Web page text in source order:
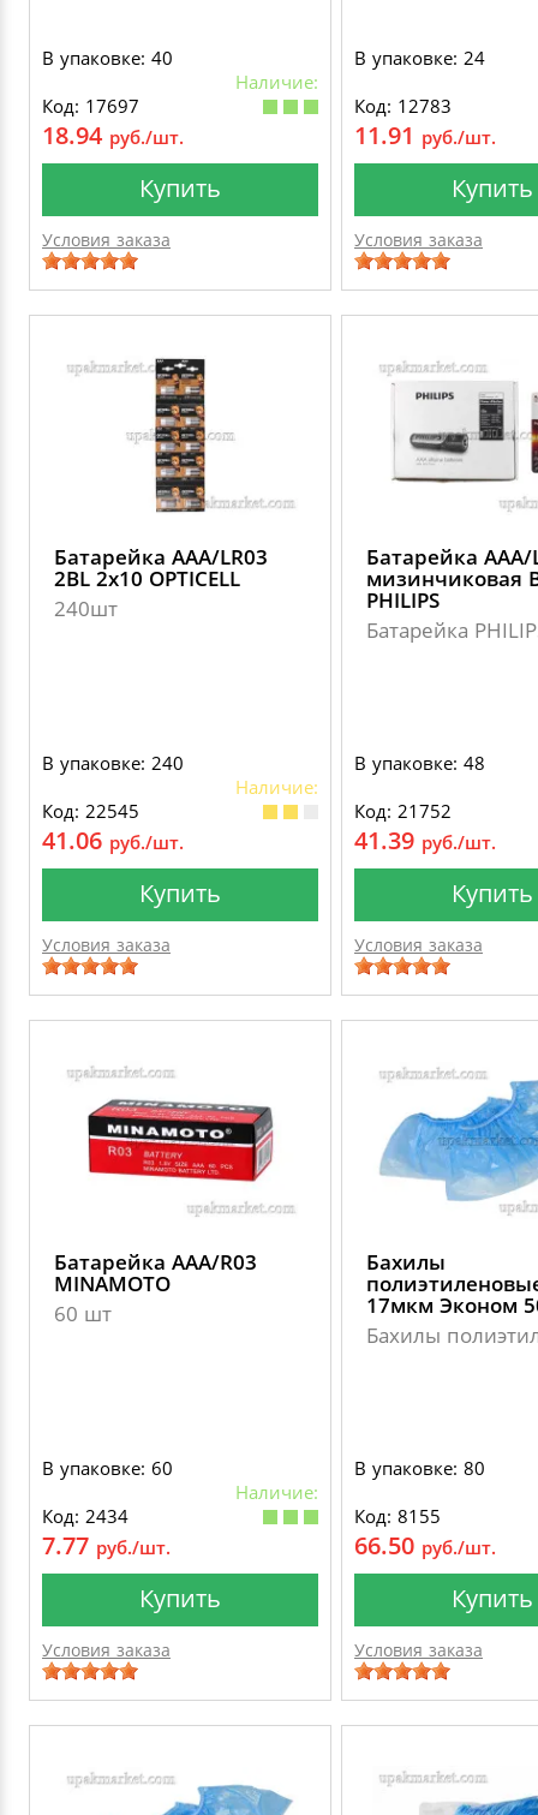
В упаковке: 40
Наличие:
Код: 17697
18.94 руб./шт.
Купить
Условия заказа
В упаковке: 24
Код: 12783
11.91 руб./шт.
Купить
Условия заказа
Батарейка ААА/LR03
2BL 2х10 OPTICELL
240шт
В упаковке: 240
Наличие:
Код: 22545
41.06 руб./шт.
Купить
Условия заказа
Батарейка ААА/
мизинчиковая
PHILIPS
Батарейка
В упаковке: 48
Код: 21752
41.39 руб./шт.
Купить
Условия заказа
Батарейка ААА/R03
MINAMOTO
60 шт
В упаковке: 60
Наличие:
Код: 2434
7.77 руб./шт.
Купить
Условия заказа
Бахилы
17мкм Эконом
Бахилы
В упаковке: 80
Код: 8155
66.50 руб./шт.
Купить
Условия заказа